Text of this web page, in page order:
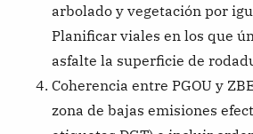
arbolado y vegetación por
Planificar viales en los que
asfalte la superficie de
Coherencia entre PGOU y
zona de bajas emisiones